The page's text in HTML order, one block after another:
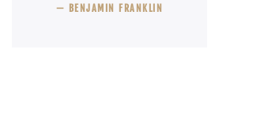
BENJAMIN FRANKLIN